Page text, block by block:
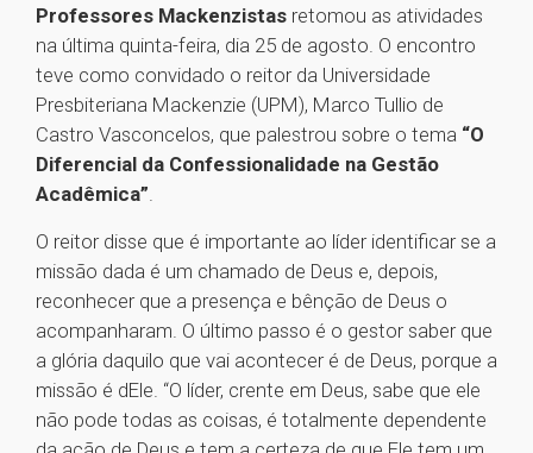
Professores Mackenzistas retomou as atividades
na última quinta-feira, dia 25 de agosto. O encontro
teve como convidado o reitor da Universidade
Presbiteriana Mackenzie (UPM), Marco Tullio de
Castro Vasconcelos, que palestrou sobre o tema “O
Diferencial da Confessionalidade na Gestão
Acadêmica”.
O reitor disse que é importante ao líder identificar se a
missão dada é um chamado de Deus e, depois,
reconhecer que a presença e bênção de Deus o
acompanharam. O último passo é o gestor saber que
a glória daquilo que vai acontecer é de Deus, porque a
missão é dEle. “O líder, crente em Deus, sabe que ele
não pode todas as coisas, é totalmente dependente